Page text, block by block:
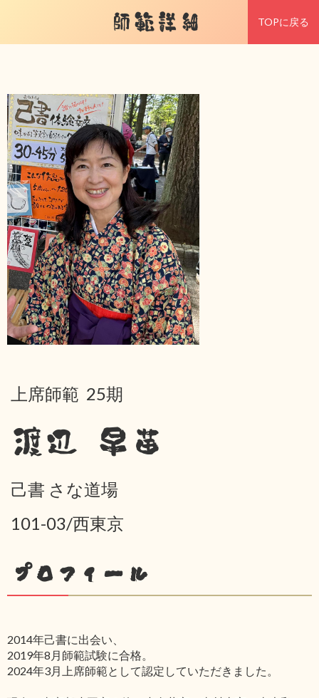
師範詳細 TOPに戻る
上席師範 25期
渡辺 早苗
己書 さな道場
101-03/西東京
プロフィール
2014年己書に出会い、
2019年8月師範試験に合格。
2024年3月上席師範として認定していただきました。